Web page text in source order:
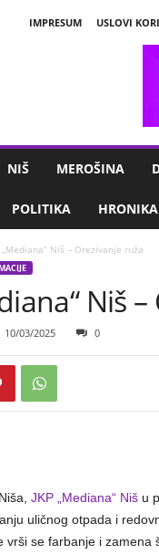
IMPRESUM USLOVI
NIŠ MEROŠINA
POLITIKA HRONIKA
„Mediana“ Niš – Orezivanje ruža
Niš
10/03/2025 0
JKP „Mediana“ Nišu
uličnog otpada i
vrši se farbanje i